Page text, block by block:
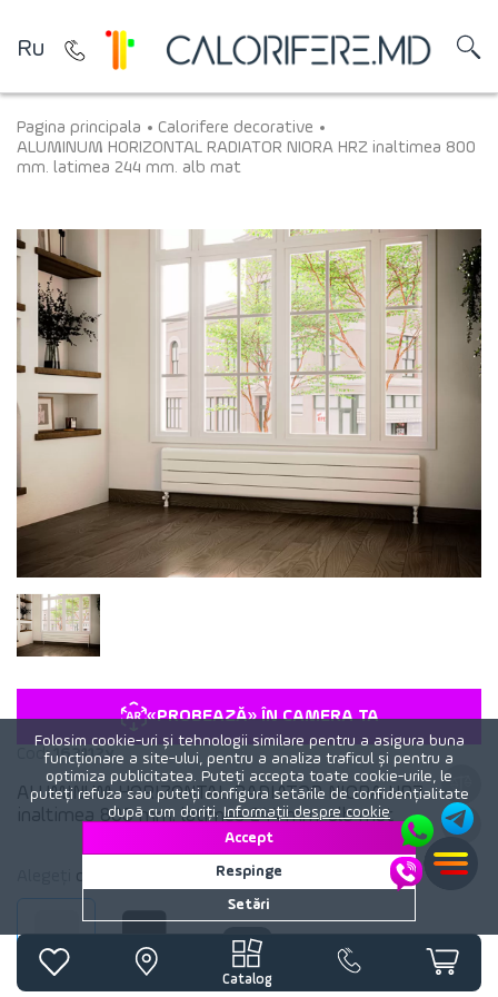
Ru
Catalog
Pagina principala
Calorifere decorative
ALUMINUM HORIZONTAL RADIATOR NIORA HRZ inaltimea 800
mm. latimea 244 mm. alb mat
«PROBEAZĂ» ÎN CAMERA TA
Cod:163112x
ALUMINUM HORIZONTAL RADIATOR NIORA HRZ
inaltimea 800 mm. latimea 244 mm. alb mat
culoare Alb mat
Alb mat Negru mat
Folosim cookie-uri și tehnologii similare pentru a asigura buna
funcționare a site-ului, pentru a analiza traficul și pentru a
optimiza publicitatea. Puteți accepta toate cookie-urile, le
puteți refuza sau puteți configura setările de confidențialitate
după cum doriți.Informații despre cookie
Accept
Respinge
Setări